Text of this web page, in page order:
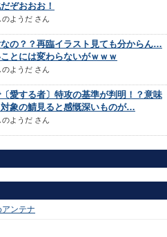
ぞおおお！
のようだ さん
の？？再臨イラスト見ても分からん…
とには変わらないがｗｗｗ
のようだ さん
愛する者〕特攻の基準が判明！？意味
象の鯖見ると感慨深いものが…
のようだ さん
ンテナ